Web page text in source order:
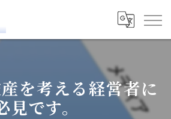
産を考える経営者に
見です。